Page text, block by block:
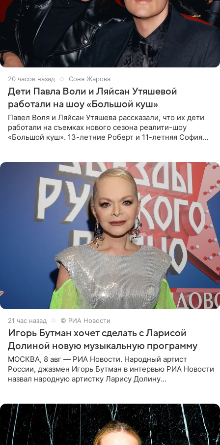
20 часов назад Соня Жарова
Дети Павла Воли и Ляйсан Утяшевой
работали на шоу «Большой куш»
Павел Воля и Ляйсан Утяшева рассказали, что их дети
работали на съемках нового сезона реалити-шоу
«Большой куш». 13-летние Роберт и 11-летняя София
21 час назад © РИА Новости
Игорь Бутман хочет сделать с Ларисой
Долиной новую музыкальную программу
МОСКВА, 8 авг — РИА Новости. Народный артист
России, джазмен Игорь Бутман в интервью РИА Новости
назвал народную артистку Ларису Долину